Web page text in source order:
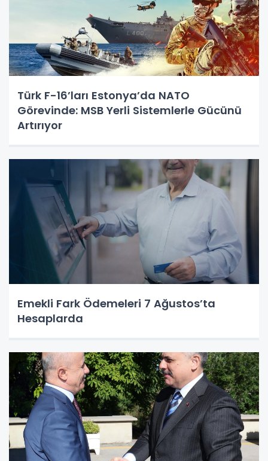
Türk F-16’ları Estonya’da NATO
Görevinde: MSB Yerli Sistemlerle Gücünü
Artırıyor
Emekli Fark Ödemeleri 7 Ağustos’ta
Hesaplarda